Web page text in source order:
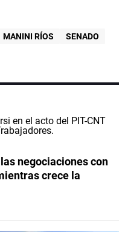
MANINI RÍOS
SENADO
negociaciones con
crece la